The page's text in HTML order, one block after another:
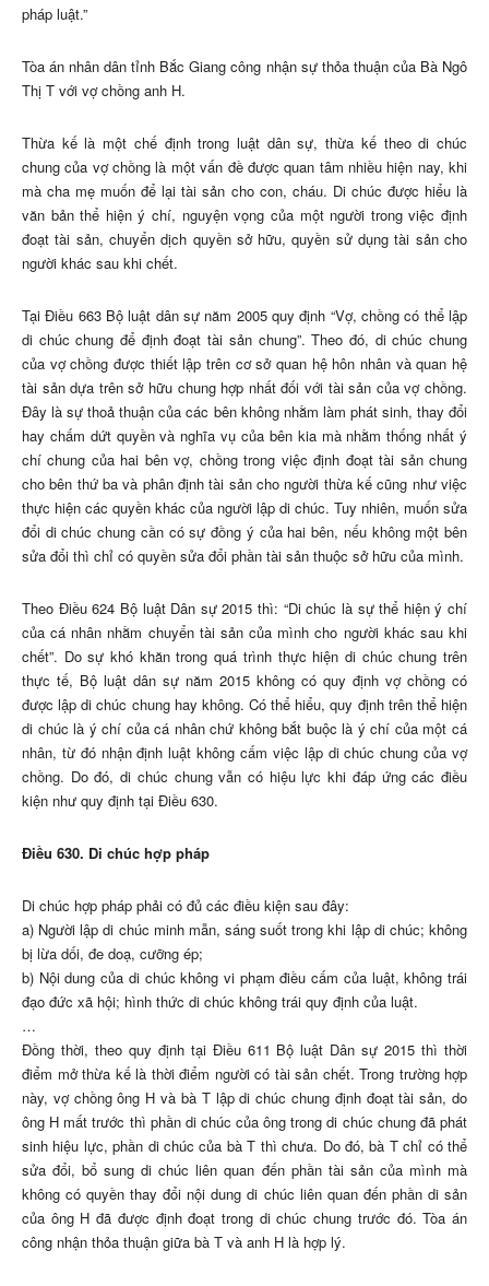
pháp luật.”
Tòa án nhân dân tỉnh Bắc Giang công nhận sự thỏa thuận của Bà Ngô
Thị T với vợ chồng anh H.
Thừa kế là một chế định trong luật dân sự, thừa kế theo di chúc
chung của vợ chồng là một vấn đề được quan tâm nhiều hiện nay, khi
mà cha mẹ muốn để lại tài sản cho con, cháu. Di chúc được hiểu là
văn bản thể hiện ý chí, nguyện vọng của một người trong việc định
đoạt tài sản, chuyển dịch quyền sở hữu, quyền sử dụng tài sản cho
người khác sau khi chết.
Tại Điều 663 Bộ luật dân sự năm 2005 quy định “Vợ, chồng có thể lập
di chúc chung để định đoạt tài sản chung”. Theo đó, di chúc chung
của vợ chồng được thiết lập trên cơ sở quan hệ hôn nhân và quan hệ
tài sản dựa trên sở hữu chung hợp nhất đối với tài sản của vợ chồng.
Đây là sự thoả thuận của các bên không nhằm làm phát sinh, thay đổi
hay chấm dứt quyền và nghĩa vụ của bên kia mà nhằm thống nhất ý
chí chung của hai bên vợ, chồng trong việc định đoạt tài sản chung
cho bên thứ ba và phân định tài sản cho người thừa kế cũng như việc
thực hiện các quyền khác của người lập di chúc. Tuy nhiên, muốn sửa
đổi di chúc chung cần có sự đồng ý của hai bên, nếu không một bên
sửa đổi thì chỉ có quyền sửa đổi phần tài sản thuộc sở hữu của mình.
Theo Điều 624 Bộ luật Dân sự 2015 thì: “Di chúc là sự thể hiện ý chí
của cá nhân nhằm chuyển tài sản của mình cho người khác sau khi
chết”. Do sự khó khăn trong quá trình thực hiện di chúc chung trên
thực tế, Bộ luật dân sự năm 2015 không có quy định vợ chồng có
được lập di chúc chung hay không. Có thể hiểu, quy định trên thể hiện
di chúc là ý chí của cá nhân chứ không bắt buộc là ý chí của một cá
nhân, từ đó nhận định luật không cấm việc lập di chúc chung của vợ
chồng. Do đó, di chúc chung vẫn có hiệu lực khi đáp ứng các điều
kiện như quy định tại Điều 630.
Điều 630. Di chúc hợp pháp
Di chúc hợp pháp phải có đủ các điều kiện sau đây:
a) Người lập di chúc minh mẫn, sáng suốt trong khi lập di chúc; không
bị lừa dối, đe doạ, cưỡng ép;
b) Nội dung của di chúc không vi phạm điều cấm của luật, không trái
đạo đức xã hội; hình thức di chúc không trái quy định của luật.
…
Đồng thời, theo quy định tại Điều 611 Bộ luật Dân sự 2015 thì thời
điểm mở thừa kế là thời điểm người có tài sản chết. Trong trường hợp
này, vợ chồng ông H và bà T lập di chúc chung định đoạt tài sản, do
ông H mất trước thì phần di chúc của ông trong di chúc chung đã phát
sinh hiệu lực, phần di chúc của bà T thì chưa. Do đó, bà T chỉ có thể
sửa đổi, bổ sung di chúc liên quan đến phần tài sản của mình mà
không có quyền thay đổi nội dung di chúc liên quan đến phần di sản
của ông H đã được định đoạt trong di chúc chung trước đó. Tòa án
công nhận thỏa thuận giữa bà T và anh H là hợp lý.